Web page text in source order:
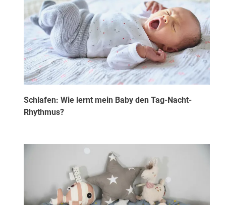
Schlafen: Wie lernt mein Baby den Tag-Nacht-
Rhythmus?